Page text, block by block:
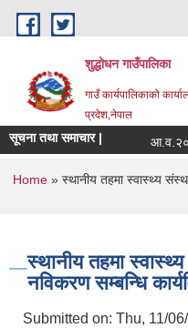
Skip to main content
शुद्धोधन गाउँपालिका
गाउँ कार्यपालिकाको
प्रदेश,नेपाल
सूचना तथा समाचार |
You are here
Home» स्थानीय तहमा स्वास्थ्य
स्थानीय तहमा
नविकरण सम्बन्धि
Submitted on: Thu, 11/